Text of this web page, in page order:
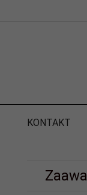
KONTAKT